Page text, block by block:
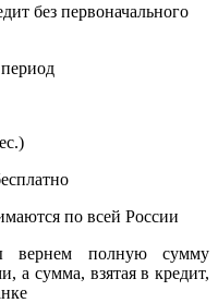
без первоначального
по всей России
вернем полную сумму
а сумма, взятая в кредит,